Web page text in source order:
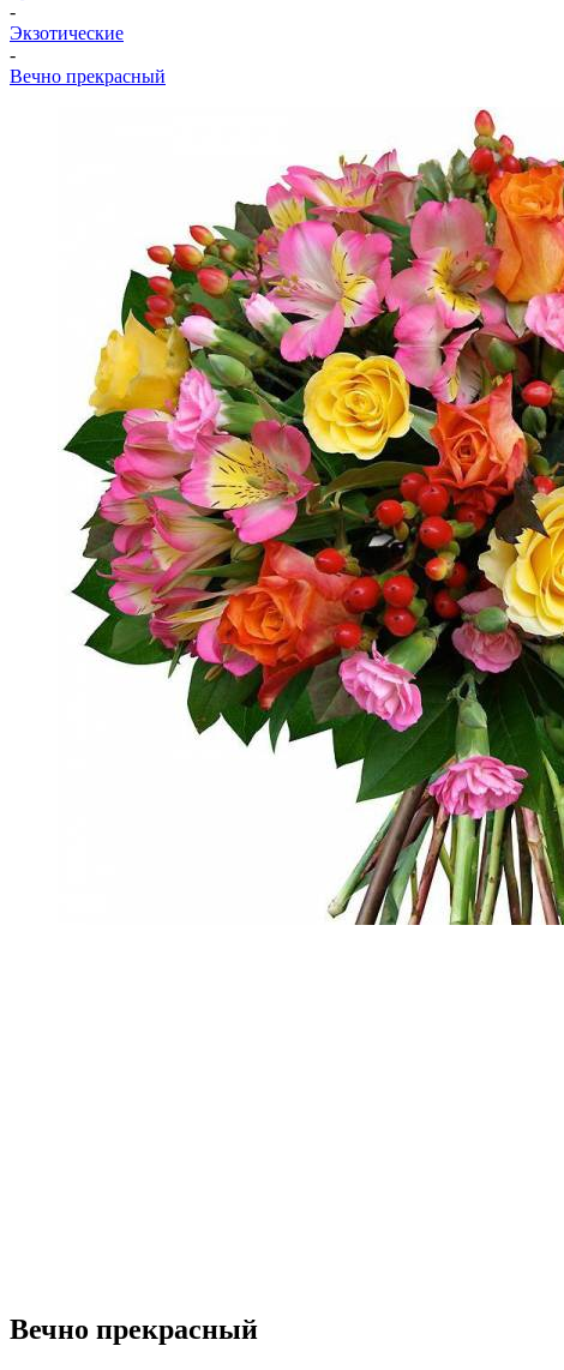
-
Экзотические
-
Вечно прекрасный
Вечно прекрасный